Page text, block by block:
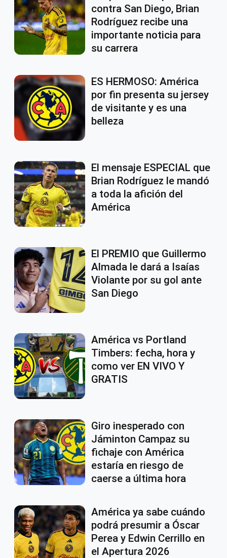
contra San Diego, Brian
Rodríguez recibe una
importante noticia para
su carrera
ES HERMOSO: América
por fin presenta su jersey
de visitante y es una
belleza
El mensaje ESPECIAL que
Brian Rodríguez le mandó
a toda la afición del
América
El PREMIO que Guillermo
Almada le dará a Isaías
Violante por su gol ante
San Diego
América vs Portland
Timbers: fecha, hora y
como ver EN VIVO Y
GRATIS
Giro inesperado con
Jáminton Campaz su
fichaje con América
estaría en riesgo de
caerse a última hora
América ya sabe cuándo
podrá presumir a Óscar
Perea y Edwin Cerrillo en
el Apertura 2026